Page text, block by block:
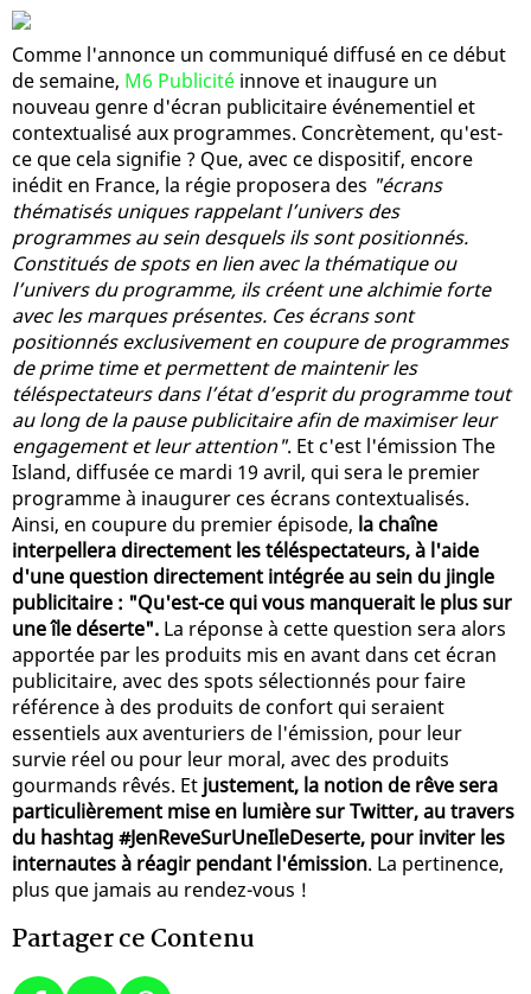
Comme l'annonce un communiqué diffusé en ce début
de semaine, M6 Publicité innove et inaugure un
nouveau genre d'écran publicitaire événementiel et
contextualisé aux programmes. Concrètement, qu'est-
ce que cela signifie ? Que, avec ce dispositif, encore
inédit en France, la régie proposera des "écrans
thématisés uniques rappelant l’univers des
programmes au sein desquels ils sont positionnés.
Constitués de spots en lien avec la thématique ou
l’univers du programme, ils créent une alchimie forte
avec les marques présentes. Ces écrans sont
positionnés exclusivement en coupure de programmes
de prime time et permettent de maintenir les
téléspectateurs dans l’état d’esprit du programme tout
au long de la pause publicitaire afin de maximiser leur
engagement et leur attention". Et c'est l'émission The
Island, diffusée ce mardi 19 avril, qui sera le premier
programme à inaugurer ces écrans contextualisés.
Ainsi, en coupure du premier épisode, la chaîne
interpellera directement les téléspectateurs, à l'aide
d'une question directement intégrée au sein du jingle
publicitaire : "Qu'est-ce qui vous manquerait le plus sur
une île déserte". La réponse à cette question sera alors
apportée par les produits mis en avant dans cet écran
publicitaire, avec des spots sélectionnés pour faire
référence à des produits de confort qui seraient
essentiels aux aventuriers de l'émission, pour leur
survie réel ou pour leur moral, avec des produits
gourmands rêvés. Et justement, la notion de rêve sera
particulièrement mise en lumière sur Twitter, au travers
du hashtag #JenReveSurUneIleDeserte, pour inviter les
internautes à réagir pendant l'émission. La pertinence,
plus que jamais au rendez-vous !
Partager ce Contenu